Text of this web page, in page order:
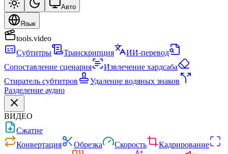
Авто
Язык
tools.video
Субтитры
Транскрипция
ИИ-перевод
Сопоставление сценария
Извлечение хардсаба
Стиратель субтитров
Удаление водяных знаков
Разделение аудио
ВИДЕО
Сжатие
Конвертация
Обрезка Скорость
Кадрирование